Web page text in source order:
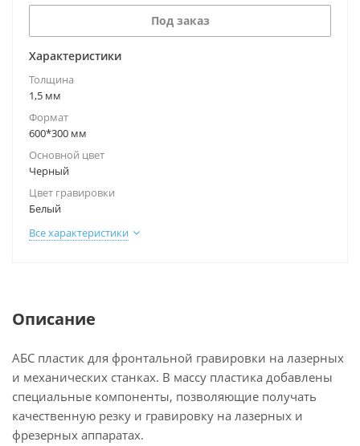
Под заказ
Характеристики
Толщина
1,5 мм
Формат
600*300 мм
Основной цвет
Черный
Цвет гравировки
Белый
Все характеристики
Описание
АБС пластик для фронтальной гравировки на лазерных
и механических станках. В массу пластика добавлены
специальные компоненты, позволяющие получать
качественную резку и гравировку на лазерных и
фрезерных аппаратах.